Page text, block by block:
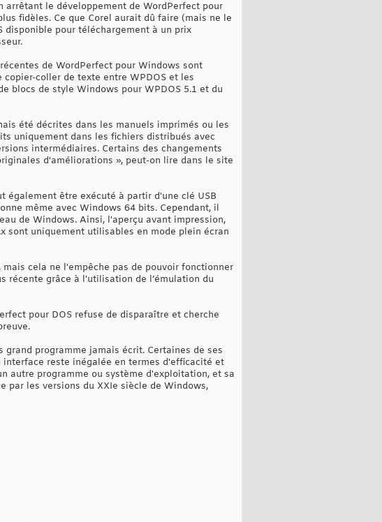
le développement de WordPerfect pour
fidèles. Ce que Corel aurait dû faire (mais ne le
pour téléchargement à un prix
de WordPerfect pour Windows sont
coller de texte entre WPDOS et les
blocs de style Windows pour WPDOS 5.1 et du
été décrites dans les manuels imprimés ou les
uniquement dans les fichiers distribués avec
intermédiaires. Certains des changements
d'améliorations », peut-on lire dans le site
également être exécuté à partir d'une clé USB
même avec Windows 64 bits. Cependant, il
de Windows. Ainsi, l'aperçu avant impression,
sont uniquement utilisables en mode plein écran
cela ne l'empêche pas de pouvoir fonctionner
récente grâce à l'utilisation de l’émulation du
pour DOS refuse de disparaître et cherche
programme jamais écrit. Certaines de ses
reste inégalée en termes d'efficacité et
autre programme ou système d'exploitation, et sa
par les versions du XXIe siècle de Windows,